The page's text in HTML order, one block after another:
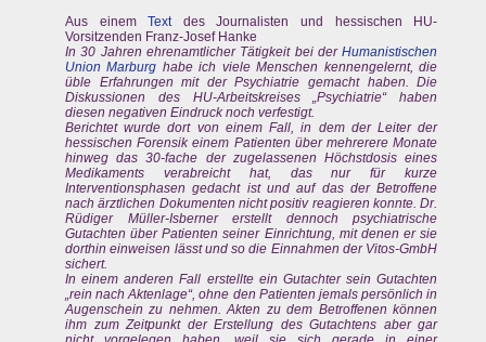
Aus einemTextdes Journalisten und hessischen HU-
Vorsitzenden Franz-Josef Hanke
In 30 Jahren ehrenamtlicher Tätigkeit bei derHumanistischen
Union Marburg habe ich viele Menschen kennengelernt, die
üble Erfahrungen mit der Psychiatrie gemacht haben. Die
Diskussionen des HU-Arbeitskreises „Psychiatrie“ haben
diesen negativen Eindruck noch verfestigt.
Berichtet wurde dort von einem Fall, in dem der Leiter der
hessischen Forensik einem Patienten über mehrerere Monate
hinweg das 30-fache der zugelassenen Höchstdosis eines
Medikaments verabreicht hat, das nur für kurze
Interventionsphasen gedacht ist und auf das der Betroffene
nach ärztlichen Dokumenten nicht positiv reagieren konnte. Dr.
Rüdiger Müller-Isberner erstellt dennoch psychiatrische
Gutachten über Patienten seiner Einrichtung, mit denen er sie
dorthin einweisen lässt und so die Einnahmen der Vitos-GmbH
sichert.
In einem anderen Fall erstellte ein Gutachter sein Gutachten
„rein nach Aktenlage“, ohne den Patienten jemals persönlich in
Augenschein zu nehmen. Akten zu dem Betroffenen können
ihm zum Zeitpunkt der Erstellung des Gutachtens aber gar